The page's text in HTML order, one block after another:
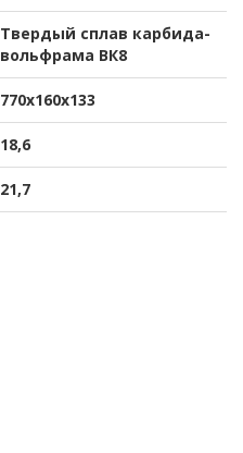
Твердый сплав карбида-
вольфрама ВК8
770х160х133
18,6
21,7